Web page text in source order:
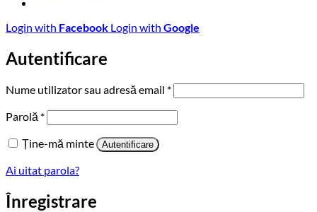
Login with Facebook Login with Google
Autentificare
Nume utilizator sau adresă email *Obligatoriu
Parolă *Obligatoriu
Ține-mă minte Autentificare
Ai uitat parola?
Înregistrare